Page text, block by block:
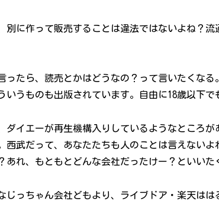
別に作って販売することは違法ではないよね？
ったら、読売とかはどうなの？って言いたくな
いうものも出版されています。自由に18歳以下で
ダイエーが再生機構入りしているようなところ
西武だって、あなたたちも人のことは言えない
あれ、もともとどんな会社だったけー？といいた
じっちゃん会社どもより、ライブドア・楽天は